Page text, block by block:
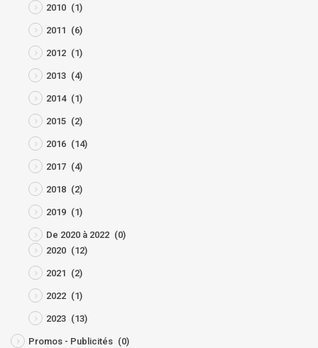
2010 (1)
2011 (6)
2012 (1)
2013 (4)
2014 (1)
2015 (2)
2016 (14)
2017 (4)
2018 (2)
2019 (1)
De 2020 à 2022 (0)
2020 (12)
2021 (2)
2022 (1)
2023 (13)
Promos - Publicités (0)